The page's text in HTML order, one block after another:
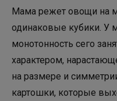
Мама режет овощи на
одинаковые кубики. У
монотонность сего
характером,
на размере и
картошки, которые